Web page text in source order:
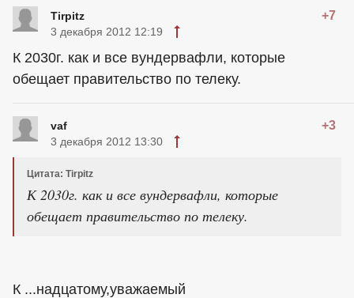
Tirpitz +7
3 декабря 2012 12:19
К 2030г. как и все вундервафли, которые
обещает правительство по телеку.
vaf +3
3 декабря 2012 13:30
Цитата: Tirpitz
К 2030г. как и все вундервафли, которые
обещает правительство по телеку.
К ...надцатому,уважаемый